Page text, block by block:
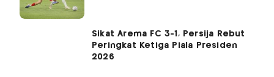
Sikat Arema FC 3-1, Persija Rebut
Peringkat Ketiga Piala Presiden
2026